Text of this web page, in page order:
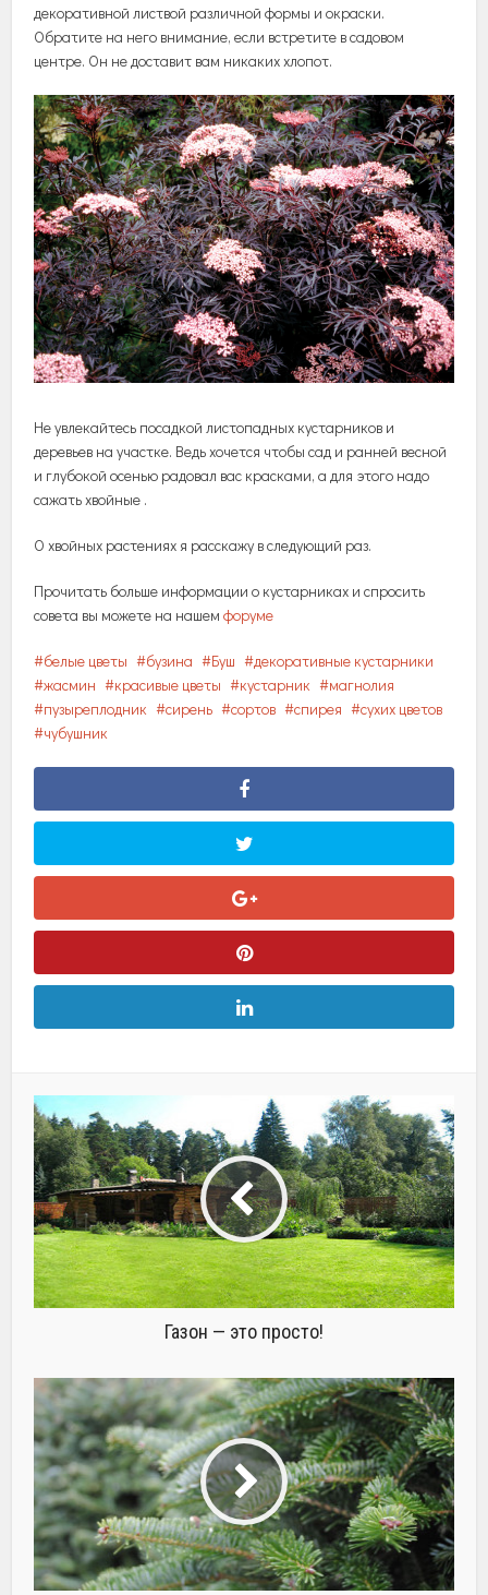
декоративной листвой различной формы и окраски.
Обратите на него внимание, если встретите в садовом
центре. Он не доставит вам никаких хлопот.
Не увлекайтесь посадкой листопадных кустарников и
деревьев на участке. Ведь хочется чтобы сад и ранней весной
и глубокой осенью радовал вас красками, а для этого надо
сажать хвойные .
О хвойных растениях я расскажу в следующий раз.
Прочитать больше информации о кустарниках и спросить
совета вы можете на нашемфоруме
белые цветы бузина Буш
декоративные кустарники
жасмин
красивые цветы кустарник
магнолия
пузыреплодник
сирень сортов спирея
сухих цветов
чубушник
Газон — это просто!